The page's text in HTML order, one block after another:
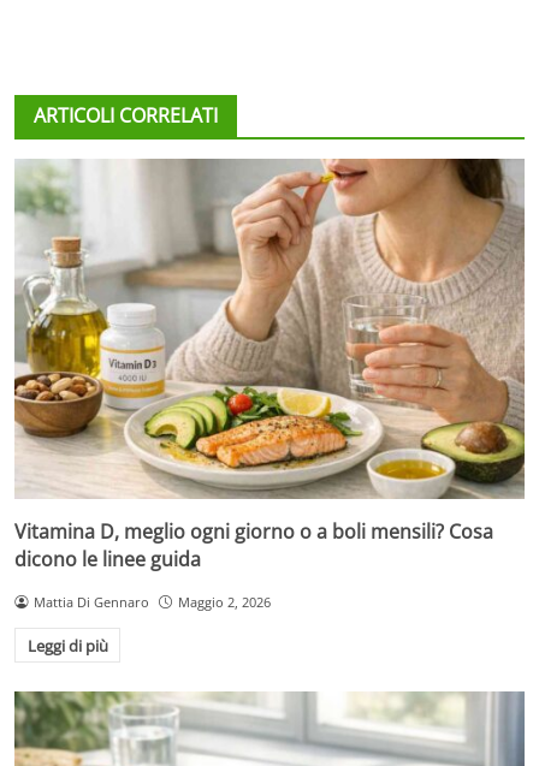
ARTICOLI CORRELATI
Vitamina D, meglio ogni giorno o a boli mensili? Cosa
dicono le linee guida
Mattia Di Gennaro Maggio 2, 2026
Leggi di più